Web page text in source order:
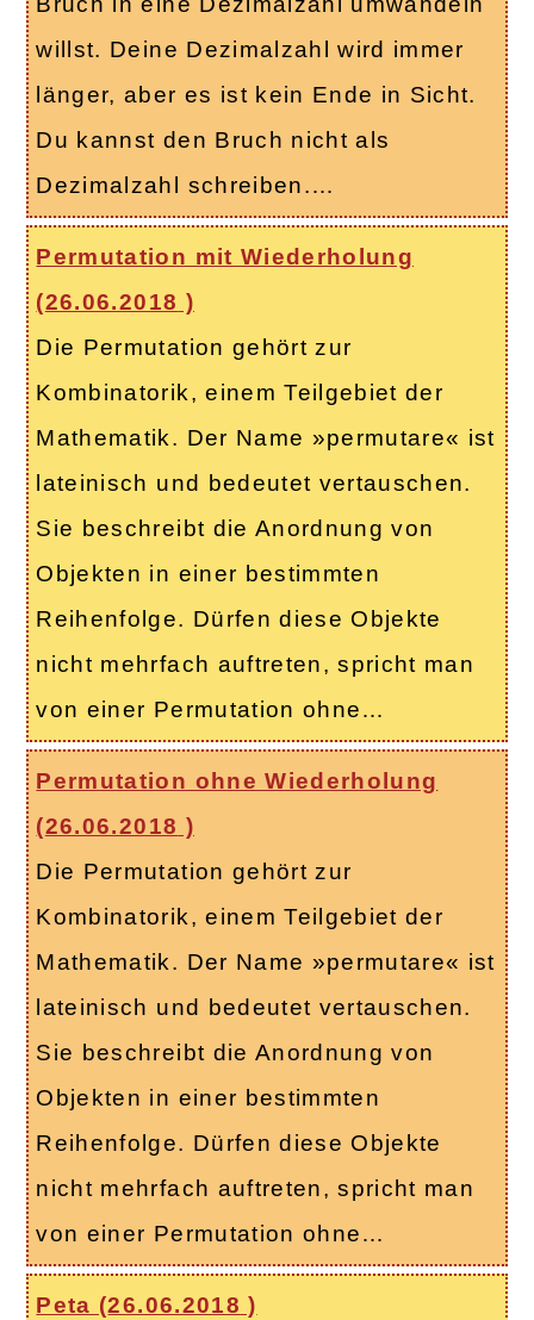
willst. Deine Dezimalzahl wird immer
länger, aber es ist kein Ende in Sicht.
Du kannst den Bruch nicht als
Dezimalzahl schreiben.…
Permutation mit Wiederholung
(26.06.2018 )
Die Permutation gehört zur
Kombinatorik, einem Teilgebiet der
Mathematik. Der Name »permutare« ist
lateinisch und bedeutet vertauschen.
Sie beschreibt die Anordnung von
Objekten in einer bestimmten
Reihenfolge. Dürfen diese Objekte
nicht mehrfach auftreten, spricht man
von einer Permutation ohne…
Permutation ohne Wiederholung
(26.06.2018 )
Die Permutation gehört zur
Kombinatorik, einem Teilgebiet der
Mathematik. Der Name »permutare« ist
lateinisch und bedeutet vertauschen.
Sie beschreibt die Anordnung von
Objekten in einer bestimmten
Reihenfolge. Dürfen diese Objekte
nicht mehrfach auftreten, spricht man
von einer Permutation ohne…
Peta (26.06.2018 )